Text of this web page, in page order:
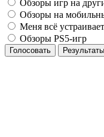
Обзоры игр на
Обзоры на
Меня всё устраивает
Обзоры PS5-игр
Голосовать Результаты